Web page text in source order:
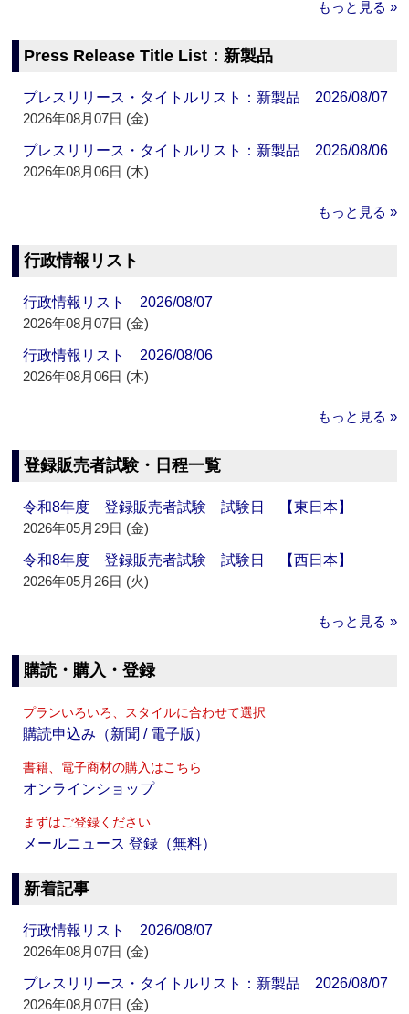
もっと見る »
Press Release Title List：新製品
プレスリリース・タイトルリスト：新製品 2026/08/07
2026年08月07日 (金)
プレスリリース・タイトルリスト：新製品 2026/08/06
2026年08月06日 (木)
もっと見る »
行政情報リスト
行政情報リスト 2026/08/07
2026年08月07日 (金)
行政情報リスト 2026/08/06
2026年08月06日 (木)
もっと見る »
登録販売者試験・日程一覧
令和8年度 登録販売者試験 試験日 【東日本】
2026年05月29日 (金)
令和8年度 登録販売者試験 試験日 【西日本】
2026年05月26日 (火)
もっと見る »
購読・購入・登録
プランいろいろ、スタイルに合わせて選択
購読申込み（新聞 / 電子版）
書籍、電子商材の購入はこちら
オンラインショップ
まずはご登録ください
メールニュース 登録（無料）
新着記事
行政情報リスト 2026/08/07
2026年08月07日 (金)
プレスリリース・タイトルリスト：新製品 2026/08/07
2026年08月07日 (金)